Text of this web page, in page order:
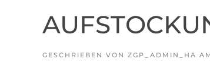
GESCHRIEBEN VON ZGP_ADMIN_HA